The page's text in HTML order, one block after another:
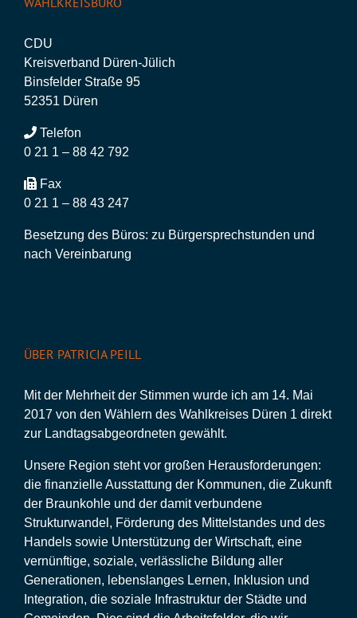
CDU
Kreisverband Düren-Jülich
Binsfelder Straße 95
52351 Düren
Telefon
0 21 1 – 88 42 792
Fax
0 21 1 – 88 43 247
Besetzung des Büros: zu Bürgersprechstunden und
nach Vereinbarung
ÜBER PATRICIA PEILL
Mit der Mehrheit der Stimmen wurde ich am 14. Mai
2017 von den Wählern des Wahlkreises Düren 1 direkt
zur Landtagsabgeordneten gewählt.
Unsere Region steht vor großen Herausforderungen:
die finanzielle Ausstattung der Kommunen, die Zukunft
der Braunkohle und der damit verbundene
Strukturwandel, Förderung des Mittelstandes und des
Handels sowie Unterstützung der Wirtschaft, eine
vernünftige, soziale, verlässliche Bildung aller
Generationen, lebenslanges Lernen, Inklusion und
Integration, die soziale Infrastruktur der Städte und